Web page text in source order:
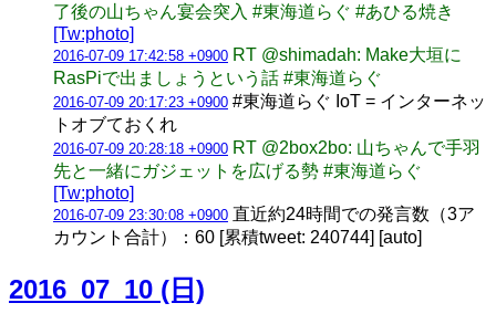
了後の山ちゃん宴会突入 #東海道らぐ #あひる焼き
[Tw:photo]
2016-07-09 17:42:58 +0900 RT @shimadah: Make大垣に
RasPiで出ましょうという話 #東海道らぐ
2016-07-09 20:17:23 +0900 #東海道らぐ IoT = インターネッ
トオブておくれ
2016-07-09 20:28:18 +0900 RT @2box2bo: 山ちゃんで手羽
先と一緒にガジェットを広げる勢 #東海道らぐ
[Tw:photo]
2016-07-09 23:30:08 +0900 直近約24時間での発言数（3ア
カウント合計）：60 [累積tweet: 240744] [auto]
2016_07_10 (日)